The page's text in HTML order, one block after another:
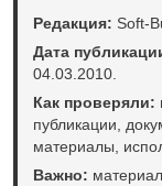
Редакция: Soft-
Дата
04.03.2010.
Как проверяли:
публикации,
материалы,
Важно: